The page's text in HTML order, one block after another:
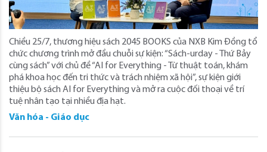
Chiều 25/7, thương hiệu sách 2045 BOOKS của NXB Kim Đồng tổ
chức chương trình mở đầu chuỗi sự kiện: “Sách-urday - Thứ Bảy
cùng sách” với chủ đề “AI for Everything - Từ thuật toán, khám
phá khoa học đến tri thức và trách nhiệm xã hội”, sự kiện giới
thiệu bộ sách AI for Everything và mở ra cuộc đối thoại về trí
tuệ nhân tạo tại nhiều địa hạt.
Văn hóa - Giáo dục